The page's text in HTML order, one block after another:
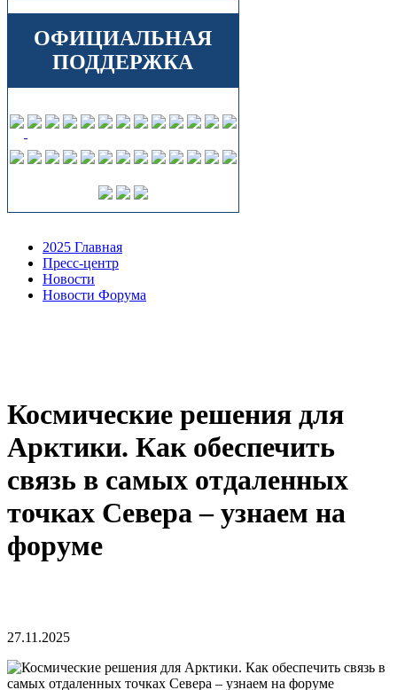
ОФИЦИАЛЬНАЯ
ПОДДЕРЖКА
2025 Главная
Пресс-центр
Новости
Новости Форума
Космические решения для
Арктики. Как обеспечить
связь в самых отдаленных
точках Севера – узнаем на
форуме
27.11.2025